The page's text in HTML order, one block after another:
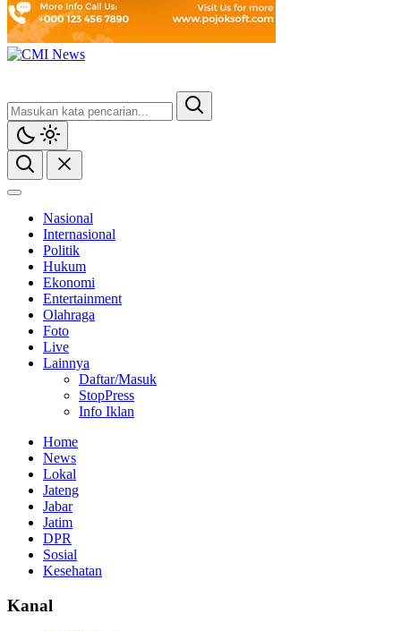
Nasional
Internasional
Politik
Hukum
Ekonomi
Entertainment
Olahraga
Foto
Live
Lainnya
Daftar/Masuk
StopPress
Info Iklan
Home
News
Lokal
Jateng
Jabar
Jatim
DPR
Sosial
Kesehatan
Kanal